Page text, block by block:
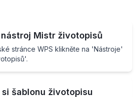
Mistr životopisů
stránce WPS klikněte na 'Nástroje'
šablonu životopisu